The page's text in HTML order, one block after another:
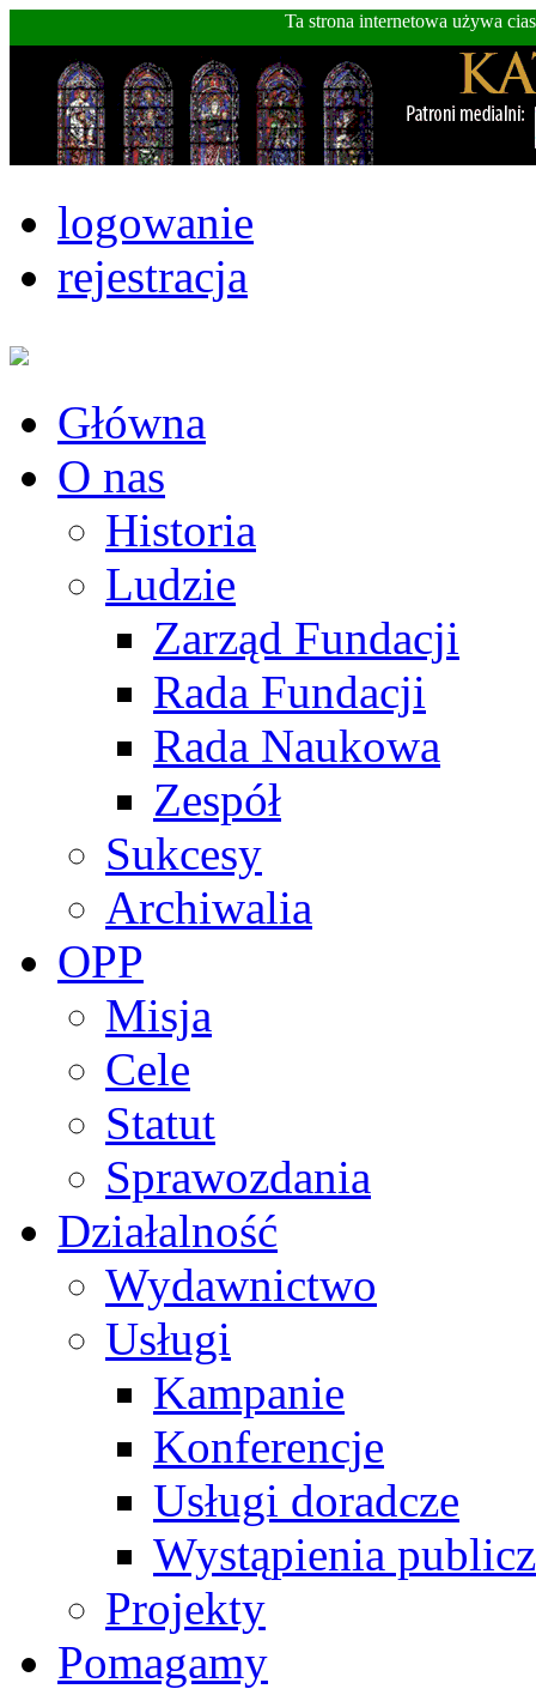
Ta strona internetowa używa
logowanie
rejestracja
Główna
O nas
Historia
Ludzie
Zarząd Fundacji
Rada Fundacji
Rada Naukowa
Zespół
Sukcesy
Archiwalia
OPP
Misja
Cele
Statut
Sprawozdania
Działalność
Wydawnictwo
Usługi
Kampanie
Konferencje
Usługi doradcze
Wystąpienia
Projekty
Pomagamy